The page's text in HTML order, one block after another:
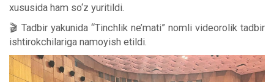
xususida ham so‘z yuritildi.
🎬 Tadbir yakunida “Tinchlik ne’mati” nomli videorolik tadbir
ishtirokchilariga namoyish etildi.